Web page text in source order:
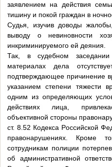
заявлением на действия
тишину и покой граждан в
Судья, изучив доводы
выводу о невиновности
инкриминируемого ей деяния.
Так, в судебном
материалах дела
подтверждающее причинение
указанием степени тяжести
одним из определяющих
действиях лица,
объективной стороны
ст. 8.52 Кодекса Российской
правонарушениях. Кроме
сотрудникам полиции
об административной